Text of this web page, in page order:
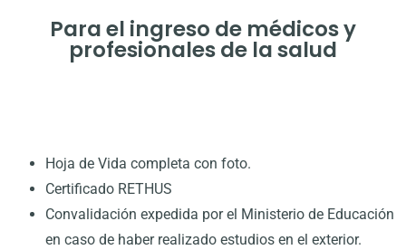
Para el ingreso de médicos y
profesionales de la salud
Hoja de Vida completa con foto.
Certificado RETHUS
Convalidación expedida por el Ministerio de Educación
en caso de haber realizado estudios en el exterior.